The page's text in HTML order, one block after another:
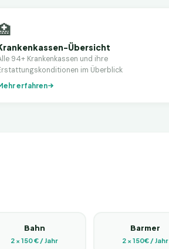
Übersicht
94+ Krankenkassen und ihre
im Überblick
erfahren
Bahn
2 × 150 € / Jahr
Barmer
2 × 150€ / Jahr